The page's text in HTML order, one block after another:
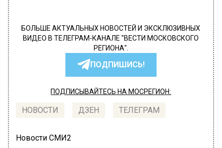
БОЛЬШЕ АКТУАЛЬНЫХ НОВОСТЕЙ И ЭКСКЛЮЗИВНЫХ
ВИДЕО В ТЕЛЕГРАМ-КАНАЛЕ "ВЕСТИ МОСКОВСКОГО
РЕГИОНА".
ПОДПИШИСЬ!
ПОДПИСЫВАЙТЕСЬ НА МОСРЕГИОН:
НОВОСТИ ДЗЕН ТЕЛЕГРАМ
Новости СМИ2